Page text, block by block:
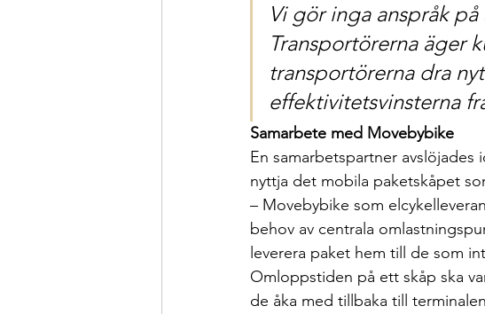
Vi gör inga anspråk
Transportörerna äger
transportörerna dra
effektivitetsvinsterna
Samarbete med Movebybike
En samarbetspartner
nyttja det mobila paketskåpet
– Movebybike som
behov av centrala
leverera paket hem till de som
Omloppstiden på ett skåp ska
de åka med tillbaka till